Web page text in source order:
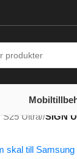
S25 Ultra/ SiGN